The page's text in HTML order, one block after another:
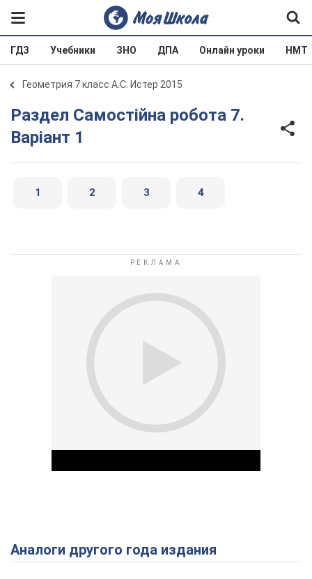
ГДЗ Учебники ЗНО ДПА Онлайн уроки НМТ
Геометрия 7 класс А.С. Истер 2015
Раздел Самостійна робота 7.
Варіант 1
1 2 3 4
Play Video
Аналоги другого года издания